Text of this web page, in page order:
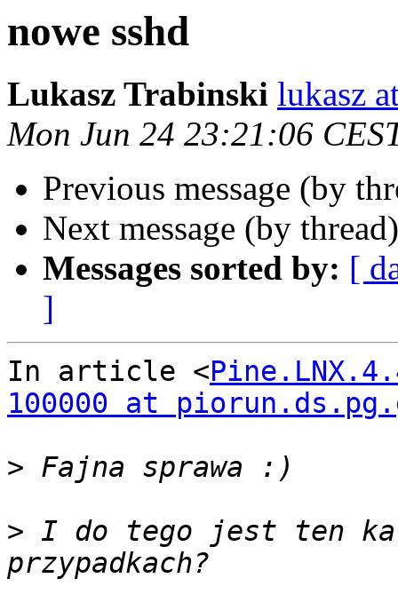
nowe sshd
Lukasz Trabinski lukasz
Mon Jun 24 23:21:06
Previous message (by
Next message (by
Messages sorted by: [
]
In article <
100000 at
>
> I do tego jest ten